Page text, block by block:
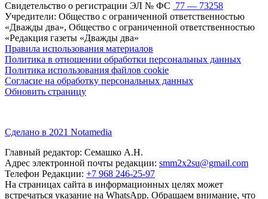
Свидетельство о регистрации ЭЛ № ФС 77 — 73258
Учредители: Общество с ограниченной ответственностью
«Дважды два», Общество с ограниченной ответственностью
«Редакция газеты «Дважды два»
Правила использования материалов
Политика в отношении обработки персональных данных
Политика использования файлов cookie
Согласие на обработку персональных данных
Обновить страницу
Сделано в 2021 Notamedia
Главный редактор: Семашко А.Н.
Адрес электронной почты редакции: smm2x2su@gmail.com
Телефон Редакции: +7 968 246-25-97
На страницах сайта в информационных целях может
встречаться указание на WhatsApp. Обращаем внимание, что